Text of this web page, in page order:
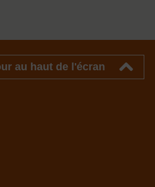
au haut de l'écran